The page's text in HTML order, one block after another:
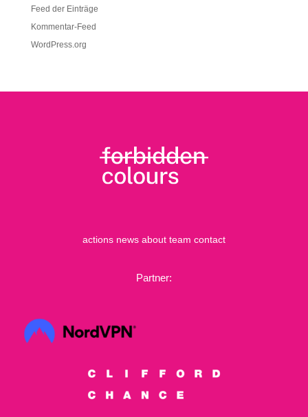
Feed der Einträge
Kommentar-Feed
WordPress.org
actions news about team contact
Partner: